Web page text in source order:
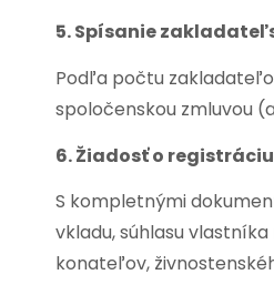
5. Spísanie
Podľa počtu
spoločenskou zmluvou
6. Žiadosť o
S kompletnými
vkladu, súhlasu
konateľov,